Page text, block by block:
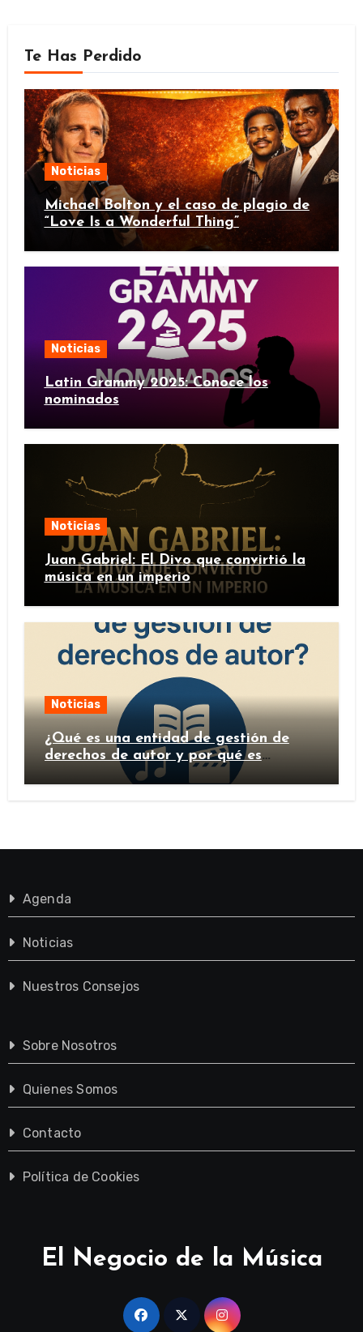
Te Has Perdido
Noticias
Michael Bolton y el caso de plagio de
“Love Is a Wonderful Thing”
Noticias
Latin Grammy 2025: Conoce los
nominados
Noticias
Juan Gabriel: El Divo que convirtió la
música en un imperio
Noticias
¿Qué es una entidad de gestión de
derechos de autor y por qué es
importante?
Agenda
Noticias
Nuestros Consejos
Sobre Nosotros
Quienes Somos
Contacto
Política de Cookies
El Negocio de la Música